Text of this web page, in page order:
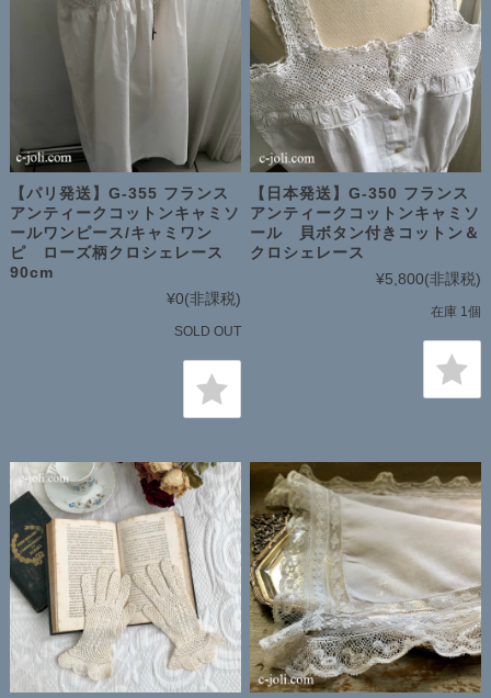
【パリ発送】G-355 フランス
アンティークコットンキャミソ
ールワンピース/キャミワン
ピ ローズ柄クロシェレース
90cm
¥0(非課税)
SOLD OUT
【日本発送】G-350 フランス
アンティークコットンキャミソ
ール 貝ボタン付きコットン＆
クロシェレース
¥5,800(非課税)
在庫 1個